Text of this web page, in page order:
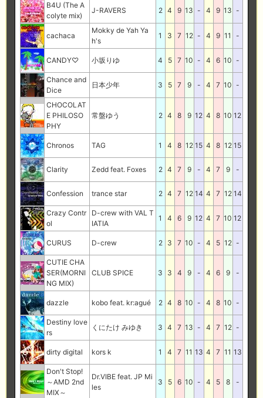
B4U (The A
colyte mix)
J-RAVERS 2 4 9 13 - 4 9 13 -
cachaca
Mokky de Yah Ya
h's
1 3 7 12 - 4 9 11 -
CANDY♡ 小坂りゆ 4 5 7 10 - 4 6 10 -
Chance and
Dice
日本少年 3 5 7 9 - 4 7 10 -
CHOCOLAT
E PHILOSO
PHY
常盤ゆう 2 4 8 9 12 4 8 10 12
Chronos TAG 1 4 8 12 15 4 8 12 15
Clarity Zedd feat. Foxes 2 4 7 9 - 4 7 9 -
Confession trance star 2 4 7 12 14 4 7 12 14
Crazy Contr
ol
D-crew with VAL T
IATIA
1 4 6 9 12 4 7 10 12
CURUS D-crew 2 3 7 10 - 4 5 12 -
CUTIE CHA
SER(MORNI
NG MIX)
CLUB SPICE 3 3 4 9 - 4 6 9 -
dazzle kobo feat. kr:agué 2 4 8 10 - 4 8 10 -
Destiny love
rs
くにたけ みゆき 3 4 7 13 - 4 7 12 -
dirty digital kors k 1 4 7 11 13 4 7 11 13
Don't Stop!
～AMD 2nd
MIX～
Dr.VIBE feat. JP Mi
les
3 5 6 10 - 4 5 8 -